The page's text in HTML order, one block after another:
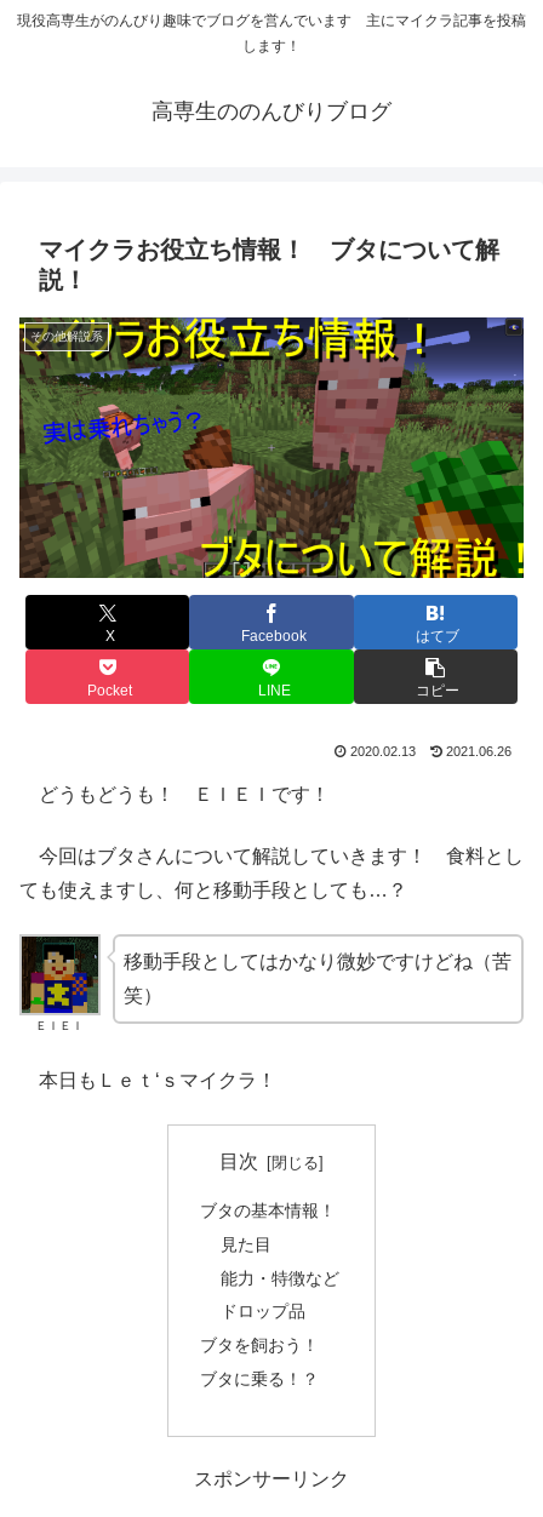
現役高専生がのんびり趣味でブログを営んでいます 主にマイクラ記事を投稿
します！
高専生ののんびりブログ
マイクラお役立ち情報！ ブタについて解
説！
その他解説系
X Facebook はてブ
Pocket LINE コピー
2020.02.13 2021.06.26
どうもどうも！ ＥＩＥＩです！
今回はブタさんについて解説していきます！ 食料とし
ても使えますし、何と移動手段としても…？
ＥＩＥＩ
移動手段としてはかなり微妙ですけどね（苦
笑）
本日もＬｅｔ‘ｓマイクラ！
目次
ブタの基本情報！
見た目
能力・特徴など
ドロップ品
ブタを飼おう！
ブタに乗る！？
スポンサーリンク